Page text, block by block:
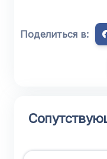
Поделиться в: